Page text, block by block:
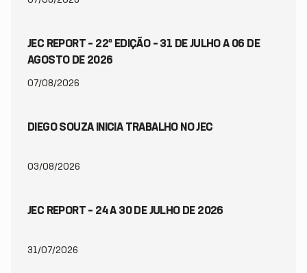
JEC REPORT – 22ª EDIÇÃO – 31 DE JULHO A 06 DE
AGOSTO DE 2026
07/08/2026
DIEGO SOUZA INICIA TRABALHO NO JEC
03/08/2026
JEC REPORT – 24 A 30 DE JULHO DE 2026
31/07/2026